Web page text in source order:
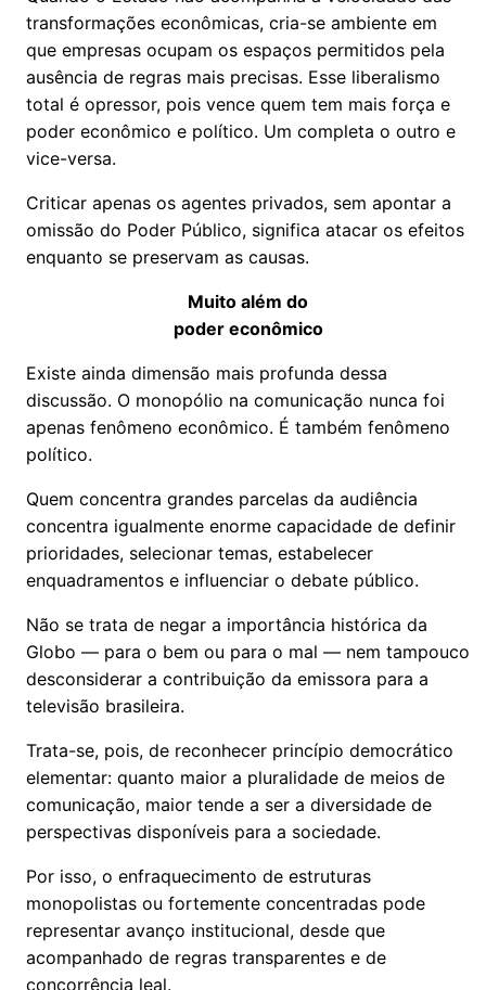
transformações econômicas, cria-se ambiente em
que empresas ocupam os espaços permitidos pela
ausência de regras mais precisas. Esse liberalismo
total é opressor, pois vence quem tem mais força e
poder econômico e político. Um completa o outro e
vice-versa.
Criticar apenas os agentes privados, sem apontar a
omissão do Poder Público, significa atacar os efeitos
enquanto se preservam as causas.
Muito além do
poder econômico
Existe ainda dimensão mais profunda dessa
discussão. O monopólio na comunicação nunca foi
apenas fenômeno econômico. É também fenômeno
político.
Quem concentra grandes parcelas da audiência
concentra igualmente enorme capacidade de definir
prioridades, selecionar temas, estabelecer
enquadramentos e influenciar o debate público.
Não se trata de negar a importância histórica da
Globo — para o bem ou para o mal — nem tampouco
desconsiderar a contribuição da emissora para a
televisão brasileira.
Trata-se, pois, de reconhecer princípio democrático
elementar: quanto maior a pluralidade de meios de
comunicação, maior tende a ser a diversidade de
perspectivas disponíveis para a sociedade.
Por isso, o enfraquecimento de estruturas
monopolistas ou fortemente concentradas pode
representar avanço institucional, desde que
acompanhado de regras transparentes e de
concorrência leal.